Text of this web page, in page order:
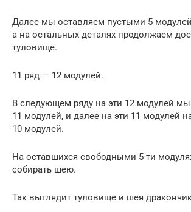
Далее мы оставляем пустыми 5
а на остальных деталях продолжаем
туловище.
11 ряд — 12 модулей.
В следующем ряду на эти 12 модулей
11 модулей, и далее на эти 11 модулей
10 модулей.
На оставшихся свободными 5-ти
собирать шею.
Так выглядит туловище и шея